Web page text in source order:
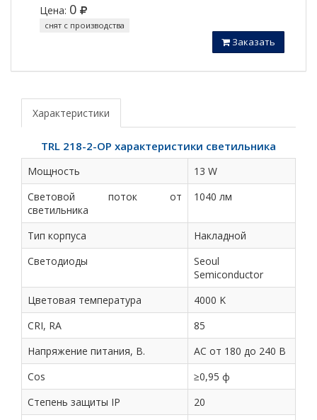
Цена: 0
снят с производства
Заказать
Характеристики
TRL 218-2-OP характеристики светильника
Мощность
13 W
Световой поток от
светильника
1040 лм
Тип корпуса
Накладной
Светодиоды
Seoul
Semiconductor
Цветовая температура
4000 K
CRI, RA
85
Напряжение питания, В.
АС от 180 до 240 В
Cos
≥0,95 ф
Степень защиты IP
20